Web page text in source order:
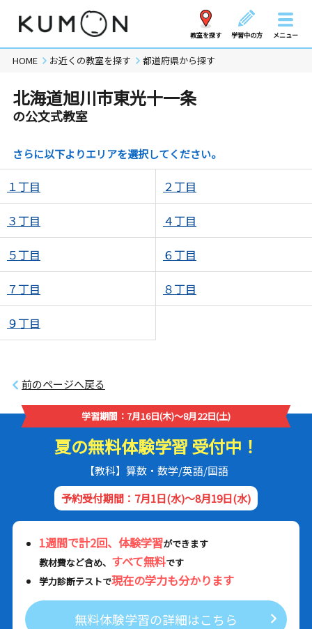
教室を探す 学習中の方 メニュー
HOME お近くの教室を探す 都道府県から探す
北海道旭川市東光十一条
の公文式教室
さらに以下よりエリアを選択してください。
１丁目 ２丁目
３丁目 ４丁目
５丁目 ６丁目
７丁目 ８丁目
９丁目
前のページへ戻る
学習期間：7月16日(木)～8月22日(土)
夏の無料体験学習 受付中！
【教科】算数・数学/英語/国語
予約受付期間：7月1日(水)～8月19日(水)
1週間で計2回、体験学習ができます
教材費など含め、 すべて無料です
学力診断テストで現在の学力も分かります
無料体験学習の詳細はこちら